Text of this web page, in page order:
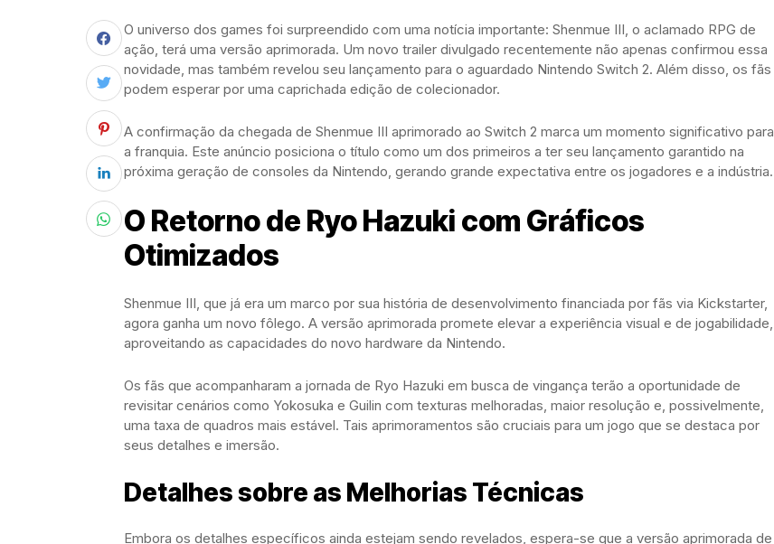
O universo dos games foi surpreendido com uma notícia importante: Shenmue III, o aclamado RPG de
ação, terá uma versão aprimorada. Um novo trailer divulgado recentemente não apenas confirmou essa
novidade, mas também revelou seu lançamento para o aguardado Nintendo Switch 2. Além disso, os fãs
podem esperar por uma caprichada edição de colecionador.
A confirmação da chegada de Shenmue III aprimorado ao Switch 2 marca um momento significativo para
a franquia. Este anúncio posiciona o título como um dos primeiros a ter seu lançamento garantido na
próxima geração de consoles da Nintendo, gerando grande expectativa entre os jogadores e a indústria.
O Retorno de Ryo Hazuki com Gráficos
Otimizados
Shenmue III, que já era um marco por sua história de desenvolvimento financiada por fãs via Kickstarter,
agora ganha um novo fôlego. A versão aprimorada promete elevar a experiência visual e de jogabilidade,
aproveitando as capacidades do novo hardware da Nintendo.
Os fãs que acompanharam a jornada de Ryo Hazuki em busca de vingança terão a oportunidade de
revisitar cenários como Yokosuka e Guilin com texturas melhoradas, maior resolução e, possivelmente,
uma taxa de quadros mais estável. Tais aprimoramentos são cruciais para um jogo que se destaca por
seus detalhes e imersão.
Detalhes sobre as Melhorias Técnicas
Embora os detalhes específicos ainda estejam sendo revelados, espera-se que a versão aprimorada de